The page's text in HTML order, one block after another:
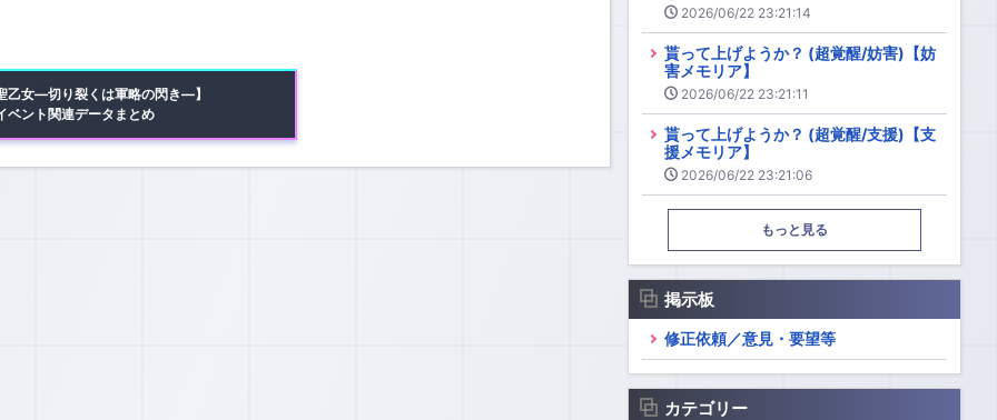
乙女―切り裂くは軍略の閃き―】
ベント関連データまとめ
2026/06/22 23:21:14
貰って上げようか？ (超覚醒/妨害)【妨
害メモリア】
2026/06/22 23:21:11
貰って上げようか？ (超覚醒/支援)【支
援メモリア】
2026/06/22 23:21:06
もっと見る
掲示板
修正依頼／意見・要望等
カテゴリー